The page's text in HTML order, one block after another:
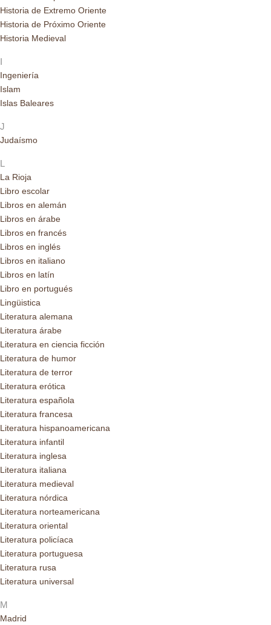
Historia de Extremo Oriente
Historia de Próximo Oriente
Historia Medieval
I
Ingeniería
Islam
Islas Baleares
J
Judaísmo
L
La Rioja
Libro escolar
Libros en alemán
Libros en árabe
Libros en francés
Libros en inglés
Libros en italiano
Libros en latín
Libro en portugués
Lingüistica
Literatura alemana
Literatura árabe
Literatura en ciencia ficción
Literatura de humor
Literatura de terror
Literatura erótica
Literatura española
Literatura francesa
Literatura hispanoamericana
Literatura infantil
Literatura inglesa
Literatura italiana
Literatura medieval
Literatura nórdica
Literatura norteamericana
Literatura oriental
Literatura policíaca
Literatura portuguesa
Literatura rusa
Literatura universal
M
Madrid